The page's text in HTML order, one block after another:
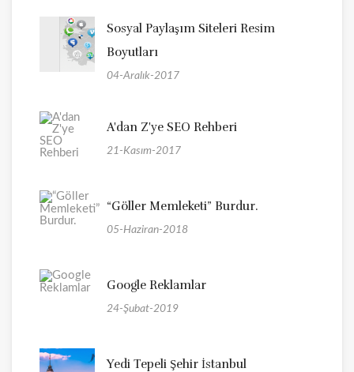
Sosyal Paylaşım Siteleri Resim
Boyutları
04-Aralık-2017
A'dan Z'ye SEO Rehberi
21-Kasım-2017
“Göller Memleketi” Burdur.
05-Haziran-2018
Google Reklamlar
24-Şubat-2019
Yedi Tepeli Şehir İstanbul